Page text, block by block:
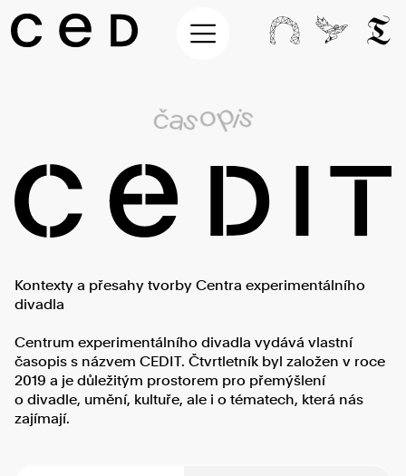
časop
i
s
Kontexty a přesahy tvorby Centra experimentálního
divadla
Centrum experimentálního divadla vydává vlastní
časopis s názvem CEDIT. Čtvrtletník byl založen v roce
2019 a je důležitým prostorem pro přemýšlení
o divadle, umění, kultuře, ale i o tématech, která nás
zajímají.